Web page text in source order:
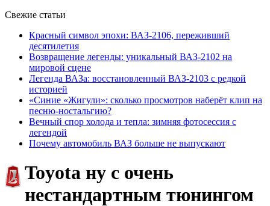
Свежие статьи
Красный символ эпохи: ВАЗ-2106, переживший
десятилетия
Возвращение легенды: уникальный ВАЗ-2102 на
мировой сцене
Легенда ВАЗа: восстановленный ВАЗ-2103 с редкой
историей
«Синие «Жигули»: сколько просмотров наберёт клип на
песню-ностальгию?
Вечный спор холода и тепла: зимняя фотосессия с
легендой
Почему автомобиль ВАЗ больше не выпускают
Toyota ну с очень
нестандартным тюнингом